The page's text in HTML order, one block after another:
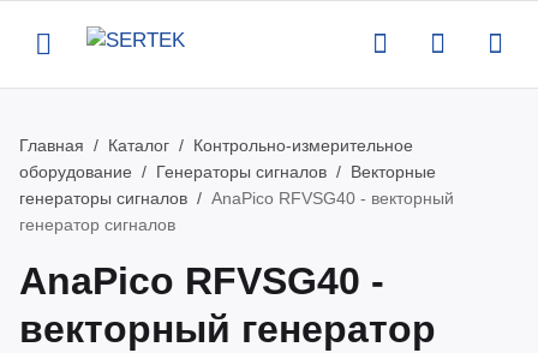
измерительное
и аттестация поставляемого
Главная Каталог
Контрольно-измерительное
оборудование
Генераторы сигналов
Векторные
генераторы сигналов
AnaPico RFVSG40 - векторный
генератор сигналов
AnaPico RFVSG40 -
векторный генератор